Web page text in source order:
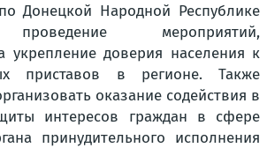
Донецкой Народной Республике
проведение мероприятий,
укрепление доверия населения к
приставов в регионе. Также
оказание содействия в
интересов граждан в сфере
принудительного исполнения